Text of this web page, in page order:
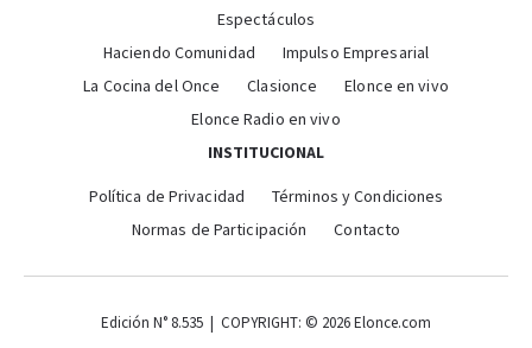
Espectáculos
Haciendo Comunidad
Impulso Empresarial
La Cocina del Once
Clasionce
Elonce en vivo
Elonce Radio en vivo
INSTITUCIONAL
Política de Privacidad
Términos y Condiciones
Normas de Participación
Contacto
Edición N° 8.535 | COPYRIGHT: © 2026 Elonce.com